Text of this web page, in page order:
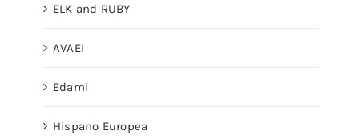
ELK and RUBY
AVAEI
Edami
Hispano Europea